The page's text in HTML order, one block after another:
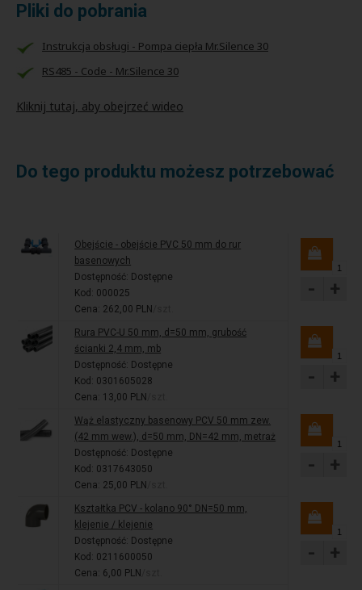
Pliki do pobrania
Instrukcja obsługi - Pompa ciepła Mr.Silence 30
RS485 - Code - Mr.Silence 30
Kliknij tutaj, aby obejrzeć wideo
Do tego produktu możesz potrzebować
Obejście - obejście PVC 50 mm do rur
basenowych
Dostępność: Dostępne
Kod: 000025
Cena: 262,00 PLN
- +
Rura PVC-U 50 mm, d=50 mm, grubość
ścianki 2,4 mm, mb
Dostępność: Dostępne
Kod: 0301605028
Cena: 13,00 PLN
- +
Wąż elastyczny basenowy PCV 50 mm zew.
(42 mm wew.), d=50 mm, DN=42 mm, metraż
Dostępność: Dostępne
Kod: 0317643050
Cena: 25,00 PLN
- +
Kształtka PCV - kolano 90° DN=50 mm,
klejenie / klejenie
Dostępność: Dostępne
Kod: 0211600050
Cena: 6,00 PLN
- +